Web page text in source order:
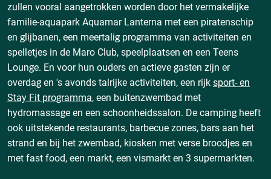
zullen vooral aangetrokken worden door het vermakelijke
familie-aquapark Aquamar Lanterna met een piratenschip
en glijbanen, een meertalig programma van activiteiten en
spelletjes in de Maro Club, speelplaatsen en een Teens
Lounge. En voor hun ouders en actieve gasten zijn er
overdag en 's avonds talrijke activiteiten, een rijk sport- en
Stay Fit programma, een buitenzwembad met
hydromassage en een schoonheidssalon. De camping heeft
ook uitstekende restaurants, barbecue zones, bars aan het
strand en bij het zwembad, kiosken met verse broodjes en
met fast food, een markt, een vismarkt en 3 supermarkten.